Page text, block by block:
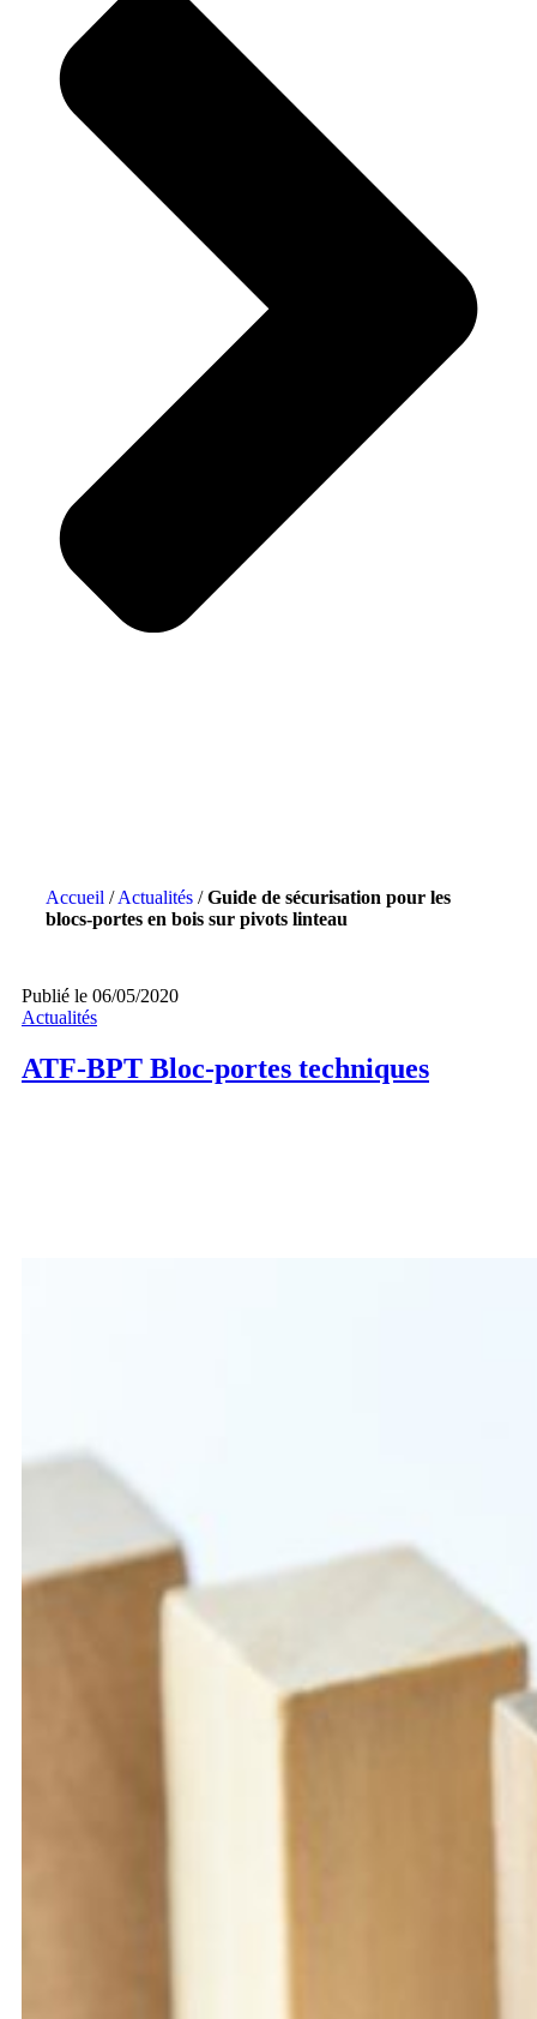
Accueil /Actualités /Guide de sécurisation pour les
blocs-portes en bois sur pivots linteau
Publié le 06/05/2020
Actualités
ATF-BPT Bloc-portes techniques